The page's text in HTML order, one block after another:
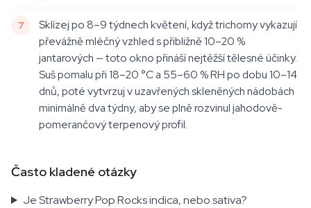
Sklízej po 8–9 týdnech květení, když trichomy vykazují
převážně mléčný vzhled s přibližně 10–20 %
jantarových — toto okno přináší nejtěžší tělesné účinky.
Suš pomalu při 18–20 °C a 55–60 % RH po dobu 10–14
dnů, poté vytvrzuj v uzavřených skleněných nádobách
minimálně dva týdny, aby se plně rozvinul jahodově-
pomerančový terpenový profil.
Často kladené otázky
Je Strawberry Pop Rocks indica, nebo sativa?